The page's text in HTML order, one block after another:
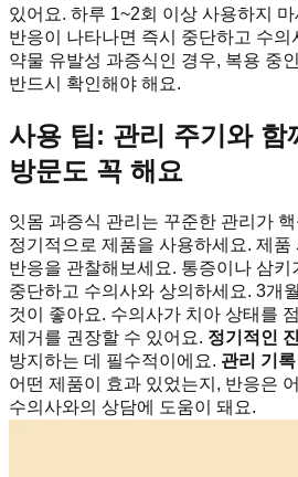
있어요. 하루 1~2회 이상 사용하지 마
반응이 나타나면 즉시 중단하고 수의
약물 유발성 과증식인 경우, 복용 중
반드시 확인해야 해요.
사용 팁: 관리 주기와 함
방문도 꼭 해요
잇몸 과증식 관리는 꾸준한 관리가
정기적으로 제품을 사용하세요. 제품
반응을 관찰해보세요. 통증이나 삼키
중단하고 수의사와 상의하세요. 3개
것이 좋아요. 수의사가 치아 상태를
제거를 권장할 수 있어요. 정기적인
방지하는 데 필수적이에요. 관리 기록
어떤 제품이 효과 있었는지, 반응은
수의사와의 상담에 도움이 돼요.